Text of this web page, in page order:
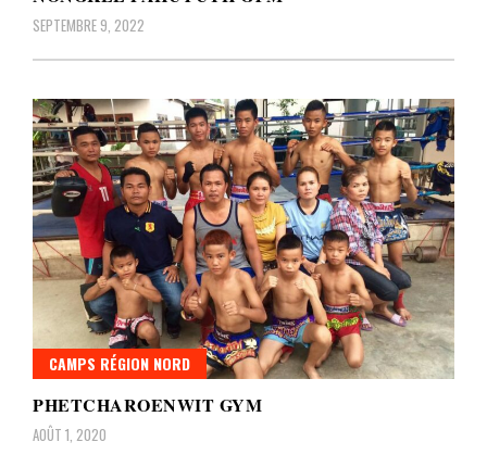
SEPTEMBRE 9, 2022
CAMPS RÉGION NORD
PHETCHAROENWIT GYM
AOÛT 1, 2020